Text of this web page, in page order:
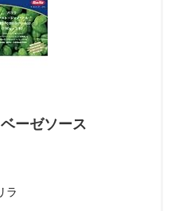
ーゼソース
ラ